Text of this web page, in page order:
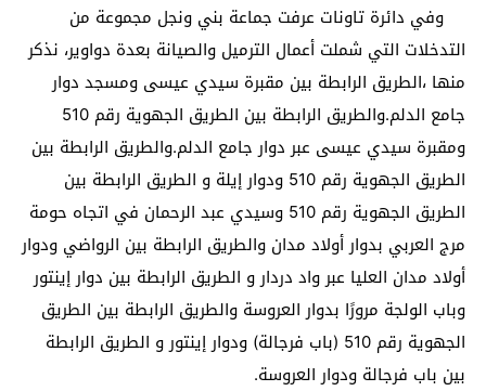
وفي دائرة تاونات عرفت جماعة بني ونجل مجموعة من
التدخلات التي شملت أعمال الترميل والصيانة بعدة دواوير، نذكر
منها ،الطريق الرابطة بين مقبرة سيدي عيسى ومسجد دوار
جامع الدلم.والطريق الرابطة بين الطريق الجهوية رقم 510
ومقبرة سيدي عيسى عبر دوار جامع الدلم.والطريق الرابطة بين
الطريق الجهوية رقم 510 ودوار إيلة و الطريق الرابطة بين
الطريق الجهوية رقم 510 وسيدي عبد الرحمان في اتجاه حومة
مرج العربي بدوار أولاد مدان والطريق الرابطة بين الرواضي ودوار
أولاد مدان العليا عبر واد دردار و الطريق الرابطة بين دوار إينتور
وباب الولجة مرورًا بدوار العروسة والطريق الرابطة بين الطريق
الجهوية رقم 510 (باب فرجالة) ودوار إينتور و الطريق الرابطة
بين باب فرجالة ودوار العروسة.